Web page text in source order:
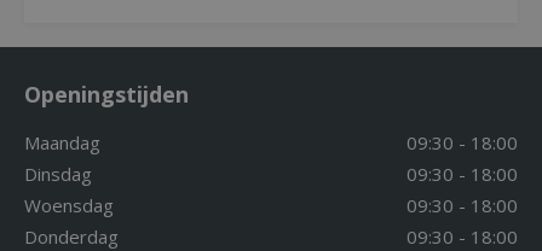
Openingstijden
Maandag
09:30 - 18:00
Dinsdag
09:30 - 18:00
Woensdag
09:30 - 18:00
Donderdag
09:30 - 18:00